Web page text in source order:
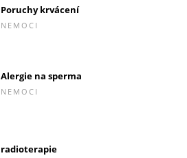
Poruchy krvácení
NEMOCI
Alergie na sperma
NEMOCI
radioterapie